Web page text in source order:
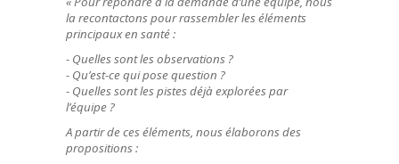
la recontactons pour rassembler les éléments
principaux en santé :
- Quelles sont les observations ?
- Qu’est-ce qui pose question ?
- Quelles sont les pistes déjà explorées par
l’équipe ?
A partir de ces éléments, nous élaborons des
propositions :